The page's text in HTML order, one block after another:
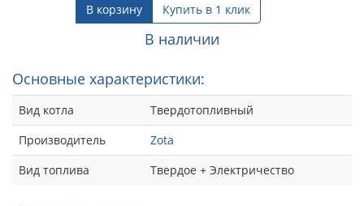
В корзину Купить в 1 клик
В наличии
Основные характеристики:
Вид котла
Твердотопливный
Производитель
Zota
Вид топлива
Твердое + Электричество